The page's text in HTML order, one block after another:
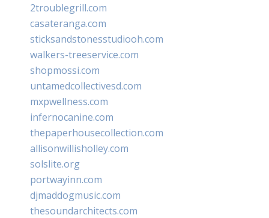
2troublegrill.com
casateranga.com
sticksandstonesstudiooh.com
walkers-treeservice.com
shopmossi.com
untamedcollectivesd.com
mxpwellness.com
infernocanine.com
thepaperhousecollection.com
allisonwillisholley.com
solslite.org
portwayinn.com
djmaddogmusic.com
thesoundarchitects.com